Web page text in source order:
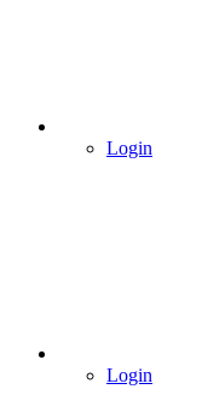
Login
Login